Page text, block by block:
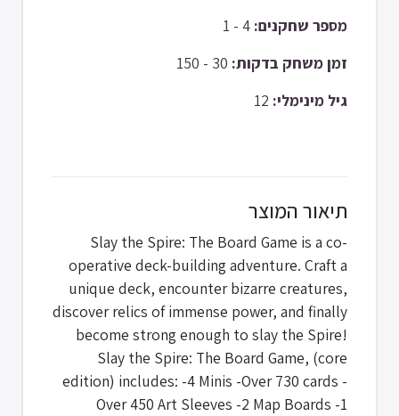
מספר שחקנים:
זמן משחק בדקות:
גיל מינימלי:
תיאור המוצר
Slay the Spire: The Board Game is a co-
operative deck-building adventure. Craft a
unique deck, encounter bizarre creatures,
discover relics of immense power, and finally
become strong enough to slay the Spire!
Slay the Spire: The Board Game, (core
edition) includes: -4 Minis -Over 730 cards -
Over 450 Art Sleeves -2 Map Boards -1